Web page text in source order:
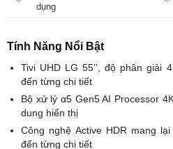
dụng
Tính Năng Nổi Bật
Tivi UHD LG 55’’, độ phân giải
đến từng chi tiết
Bộ xử lý α5 Gen5 AI Processor
dung hiển thị
Công nghệ Active HDR mang
đến từng chi tiết